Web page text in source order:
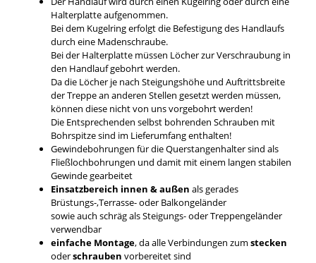
Halterplatte aufgenommen.
Bei dem Kugelring erfolgt die Befestigung des Handlaufs
durch eine Madenschraube.
Bei der Halterplatte müssen Löcher zur Verschraubung in
den Handlauf gebohrt werden.
Da die Löcher je nach Steigungshöhe und Auftrittsbreite
der Treppe an anderen Stellen gesetzt werden müssen,
können diese nicht von uns vorgebohrt werden!
Die Entsprechenden selbst bohrenden Schrauben mit
Bohrspitze sind im Lieferumfang enthalten!
Gewindebohrungen für die Querstangenhalter sind als
Fließlochbohrungen und damit mit einem langen stabilen
Gewinde gearbeitet
Einsatzbereich innen & außen als gerades
Brüstungs-,Terrasse- oder Balkongeländer
sowie auch schräg als Steigungs- oder Treppengeländer
verwendbar
einfache Montage, da alle Verbindungen zum stecken
oderschrauben vorbereitet sind